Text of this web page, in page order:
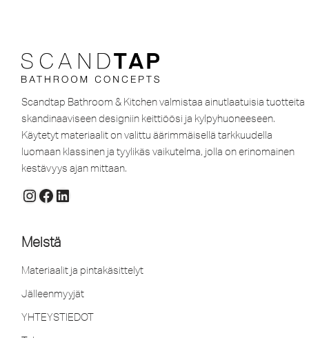
Scandtap Bathroom & Kitchen valmistaa ainutlaatuisia tuotteita
skandinaaviseen designiin keittiöösi ja kylpyhuoneeseen.
Käytetyt materiaalit on valittu äärimmäisellä tarkkuudella
luomaan klassinen ja tyylikäs vaikutelma, jolla on erinomainen
kestävyys ajan mittaan.
Meistä
Materiaalit ja pintakäsittelyt
Jälleenmyyjät
YHTEYSTIEDOT